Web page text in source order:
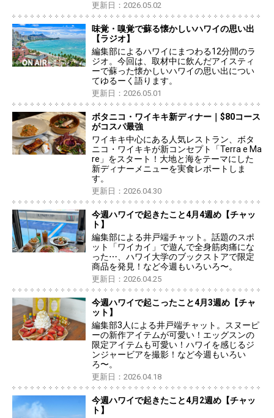
更新日：2026.05.02
味覚・嗅覚で蘇る懐かしいハワイの思い出
【ラジオ】
編集部によるハワイにまつわる12分間のラ
ジオ。今回は、取材中に飲んだアイスティ
ーで蘇った懐かしいハワイの思い出につい
てゆるーく語ります。
更新日：2026.05.01
ボタニコ・ワイキキ新ディナー｜$80コース
がコスパ最強
ワイキキ中心にある人気レストラン、ボタ
ニコ・ワイキキが新コンセプト「Terra e Ma
re」をスタート！大地と海をテーマにした
新ディナーメニューを実食レポートしま
す。
更新日：2026.04.30
今週ハワイで起きたこと4月4週め【チャッ
ト】
編集部による井戸端チャット。話題のスポ
ット「ワイカイ」で遊んで全身筋肉痛にな
った⋯、ハワイ大学のブックストアで限定
商品を発見！など今週もいろいろ〜。
更新日：2026.04.25
今週ハワイで起こったこと4月3週め【チャ
ット】
編集部3人による井戸端チャット。スヌーピ
ーの新作アイテムが可愛い！エッグスンの
限定アイテムも可愛い！ハワイを感じるジ
ンジャービアを撮影！など今週もいろい
ろ〜。
更新日：2026.04.18
今週ハワイで起きたこと4月2週め【チャッ
ト】